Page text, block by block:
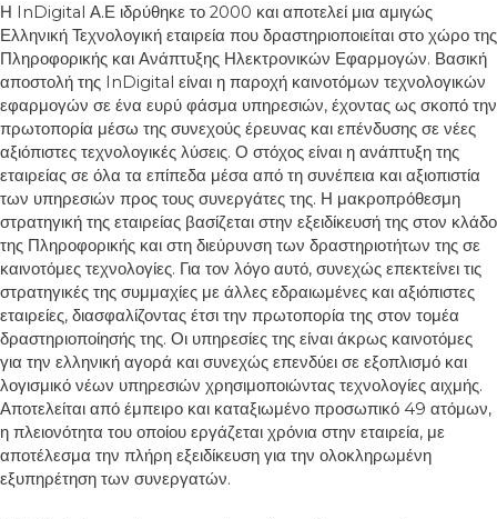
Η InDigital Α.Ε ιδρύθηκε το 2000 και αποτελεί μια αμιγώς
Ελληνική Τεχνολογική εταιρεία που δραστηριοποιείται στο χώρο της
Πληροφορικής και Ανάπτυξης Ηλεκτρονικών Εφαρμογών. Βασική
αποστολή της InDigital είναι η παροχή καινοτόμων τεχνολογικών
εφαρμογών σε ένα ευρύ φάσμα υπηρεσιών, έχοντας ως σκοπό την
πρωτοπορία μέσω της συνεχούς έρευνας και επένδυσης σε νέες
αξιόπιστες τεχνολογικές λύσεις. Ο στόχος είναι η ανάπτυξη της
εταιρείας σε όλα τα επίπεδα μέσα από τη συνέπεια και αξιοπιστία
των υπηρεσιών προς τους συνεργάτες της. Η μακροπρόθεσμη
στρατηγική της εταιρείας βασίζεται στην εξειδίκευσή της στον κλάδο
της Πληροφορικής και στη διεύρυνση των δραστηριοτήτων της σε
καινοτόμες τεχνολογίες. Για τον λόγο αυτό, συνεχώς επεκτείνει τις
στρατηγικές της συμμαχίες με άλλες εδραιωμένες και αξιόπιστες
εταιρείες, διασφαλίζοντας έτσι την πρωτοπορία της στον τομέα
δραστηριοποίησής της. Οι υπηρεσίες της είναι άκρως καινοτόμες
για την ελληνική αγορά και συνεχώς επενδύει σε εξοπλισμό και
λογισμικό νέων υπηρεσιών χρησιμοποιώντας τεχνολογίες αιχμής.
Αποτελείται από έμπειρο και καταξιωμένο προσωπικό 49 ατόμων,
η πλειονότητα του οποίου εργάζεται χρόνια στην εταιρεία, με
αποτέλεσμα την πλήρη εξειδίκευση για την ολοκληρωμένη
εξυπηρέτηση των συνεργατών.